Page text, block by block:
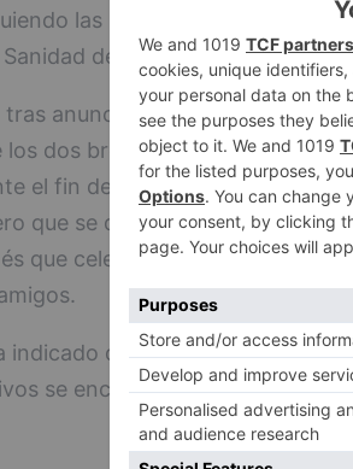
las recomendaciones que
de la Junta, Verónica
tras anunciar que dos casos
los dos brotes de coronavirus
el fin de semana. Se trata de
que se desplazó para realizar
que celebró en Burgos su
indicado que estos dos brotes
se encuentran controlados